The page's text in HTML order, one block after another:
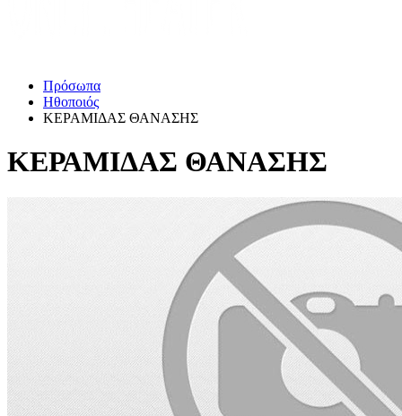
Πρόσωπα
Ηθοποιός
ΚΕΡΑΜΙΔΑΣ ΘΑΝΑΣΗΣ
ΚΕΡΑΜΙΔΑΣ ΘΑΝΑΣΗΣ